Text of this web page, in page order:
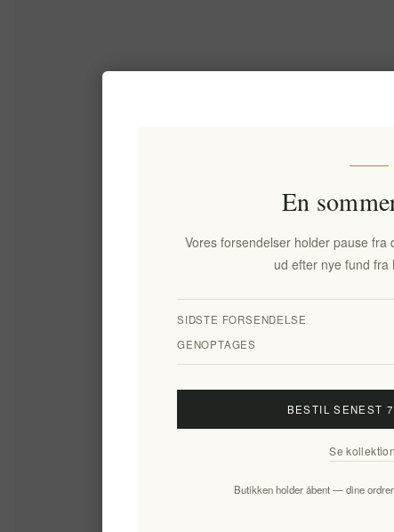
En
Vores forsendelser holder pause fra
ud efter nye fund fra
SIDSTE FORSENDELSE
GENOPTAGES
BESTIL SENEST
Se
Butikken holder åbent — dine